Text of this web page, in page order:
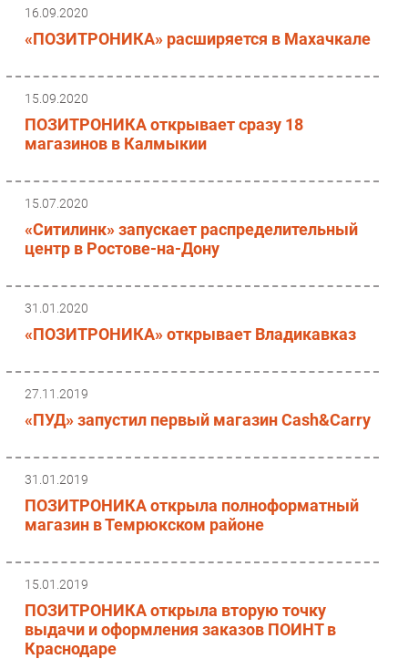
16.09.2020
«ПОЗИТРОНИКА» расширяется в Махачкале
15.09.2020
ПОЗИТРОНИКА открывает сразу 18
магазинов в Калмыкии
15.07.2020
«Ситилинк» запускает распределительный
центр в Ростове-на-Дону
31.01.2020
«ПОЗИТРОНИКА» открывает Владикавказ
27.11.2019
«ПУД» запустил первый магазин Cash&Carry
31.01.2019
ПОЗИТРОНИКА открыла полноформатный
магазин в Темрюкском районе
15.01.2019
ПОЗИТРОНИКА открыла вторую точку
выдачи и оформления заказов ПОИНТ в
Краснодаре